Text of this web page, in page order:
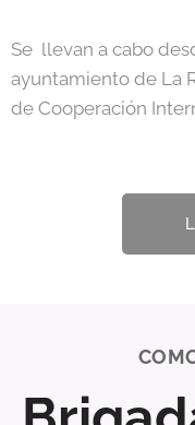
Se llevan a cabo
ayuntamiento de La
de Cooperación